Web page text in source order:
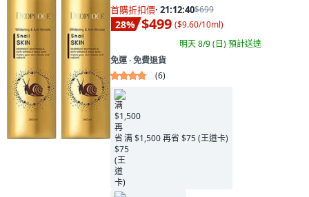
首購折扣價· 21:12:39$699
28% $499 ($9.60/10ml)
明天 8/9 (日)預計送達
免運 ∙ 免費退貨
(6)
满 $1,500 再省 $75 (王道卡)